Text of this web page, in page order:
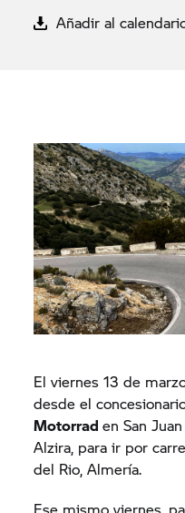
Añadir al
El viernes 13 de
desde el
Motorraden San
Alzira, para ir por
del Rio, Almería.
Ese mismo viernes,